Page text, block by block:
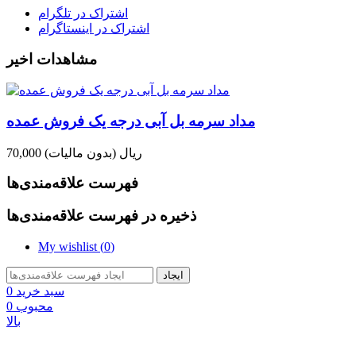
اشتراک در تلگرام
اشتراک در اینستاگرام
مشاهدات اخیر
مداد سرمه بل آبی درجه یک فروش عمده
70,000 ریال (بدون مالیات)
فهرست علاقه‌مندی‌ها
ذخیره در فهرست علاقه‌مندی‌ها
My wishlist (0)
ایجاد
سبد خرید 0
محبوب 0
بالا